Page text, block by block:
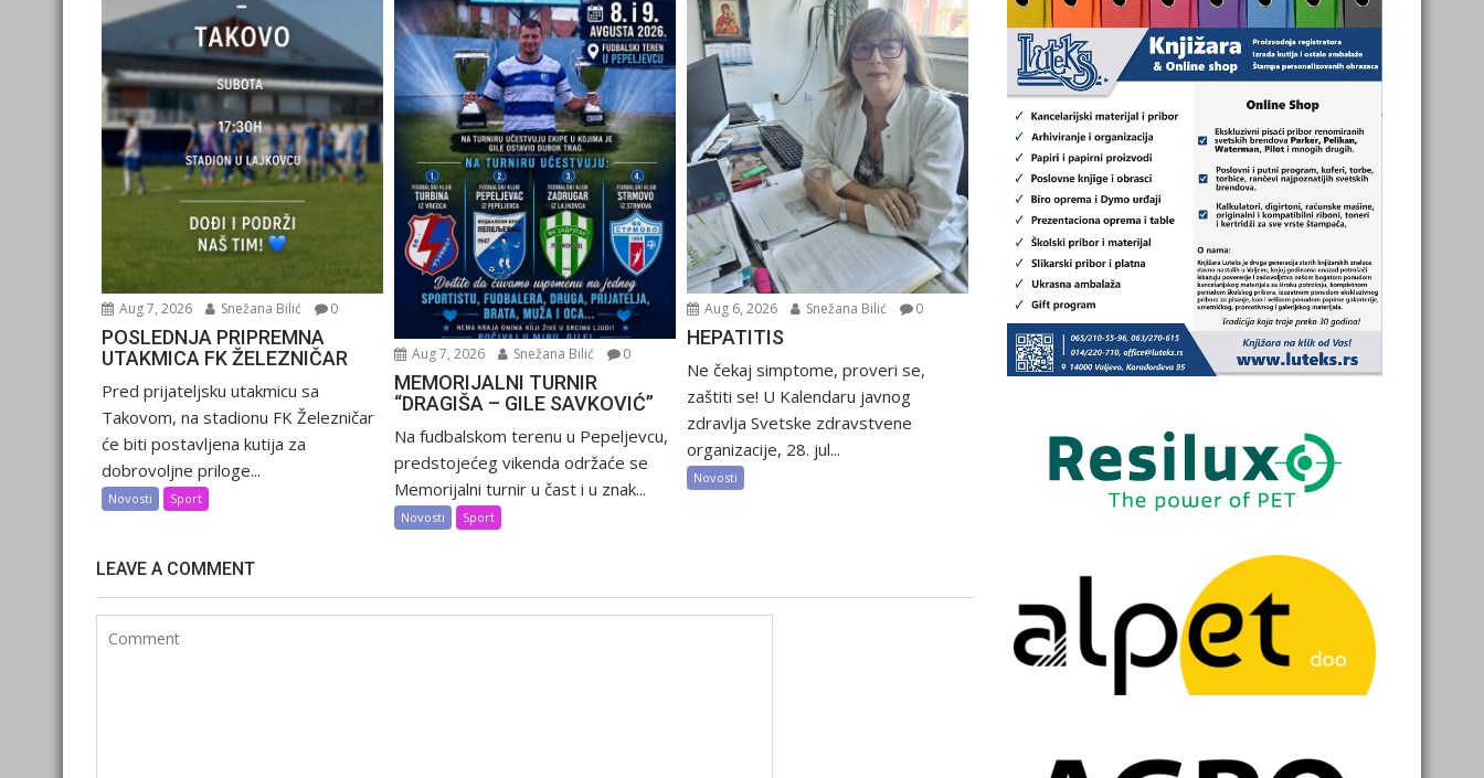
Aug 7, 2026 Snežana Bilić 0
POSLEDNJA PRIPREMNA
UTAKMICA FK ŽELEZNIČAR
Pred prijateljsku utakmicu sa
Takovom, na stadionu FK Železničar
će biti postavljena kutija za
dobrovoljne priloge...
Novosti Sport
Aug 7, 2026 Snežana Bilić 0
MEMORIJALNI TURNIR
“DRAGIŠA – GILE SAVKOVIĆ”
Na fudbalskom terenu u Pepeljevcu,
predstojećeg vikenda održaće se
Memorijalni turnir u čast i u znak...
Novosti Sport
Aug 6, 2026 Snežana Bilić 0
HEPATITIS
Ne čekaj simptome, proveri se,
zaštiti se! U Kalendaru javnog
zdravlja Svetske zdravstvene
organizacije, 28. jul...
Novosti
LEAVE A COMMENT